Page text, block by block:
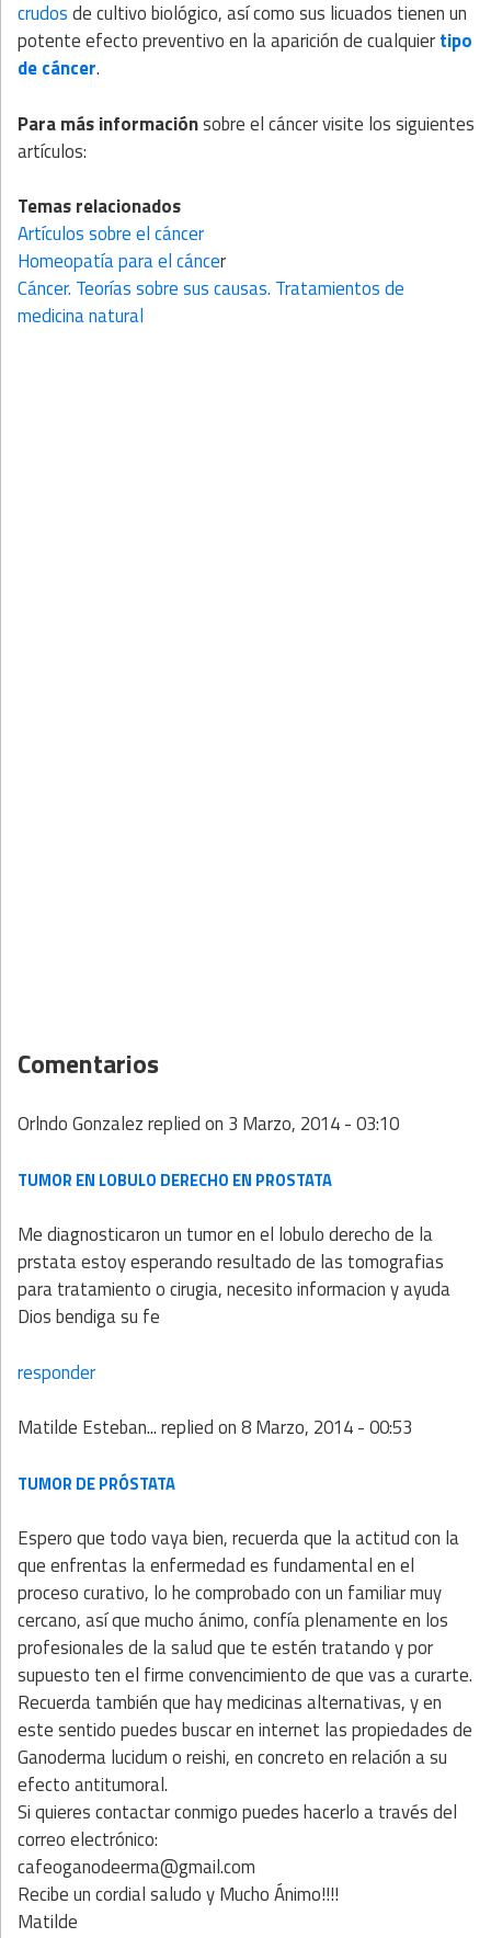
crudosde cultivo biológico, así como sus licuados tienen un
potente efecto preventivo en la aparición de cualquiertipo
de cáncer.
Para más informaciónsobre el cáncer visite los siguientes
artículos:
Temas relacionados
Artículos sobre el cáncer
Homeopatía para el cáncer
Cáncer. Teorías sobre sus causas. Tratamientos de
medicina natural
Comentarios
Orlndo Gonzalezreplied on 3 Marzo, 2014 - 03:10
TUMOR EN LOBULO DERECHO EN PROSTATA
Me diagnosticaron un tumor en el lobulo derecho de la
prstata estoy esperando resultado de las tomografias
para tratamiento o cirugia, necesito informacion y ayuda
Dios bendiga su fe
responder
Matilde Esteban...replied on8 Marzo, 2014 - 00:53
TUMOR DE PRÓSTATA
Espero que todo vaya bien, recuerda que la actitud con la
que enfrentas la enfermedad es fundamental en el
proceso curativo, lo he comprobado con un familiar muy
cercano, así que mucho ánimo, confía plenamente en los
profesionales de la salud que te estén tratando y por
supuesto ten el firme convencimiento de que vas a curarte.
Recuerda también que hay medicinas alternativas, y en
este sentido puedes buscar en internet las propiedades de
Ganoderma lucidum o reishi, en concreto en relación a su
efecto antitumoral.
Si quieres contactar conmigo puedes hacerlo a través del
correo electrónico:
cafeoganodeerma@gmail.com
Recibe un cordial saludo y Mucho Ánimo!!!!
Matilde